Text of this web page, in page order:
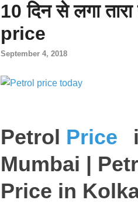
10 दिन से लगा
price
September 4, 2018
Petrol Price
Mumbai |
Price in